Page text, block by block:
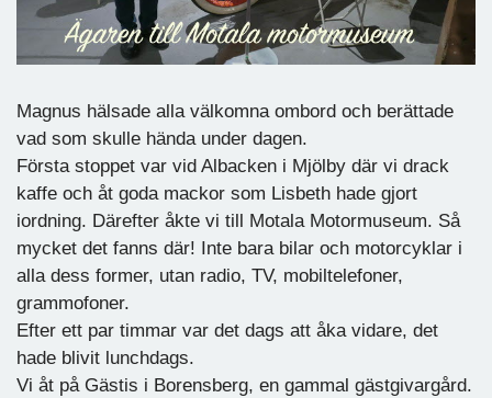
Magnus hälsade alla välkomna ombord och berättade
vad som skulle hända under dagen.
Första stoppet var vid Albacken i Mjölby där vi drack
kaffe och åt goda mackor som Lisbeth hade gjort
iordning. Därefter åkte vi till Motala Motormuseum. Så
mycket det fanns där! Inte bara bilar och motorcyklar i
alla dess former, utan radio, TV, mobiltelefoner,
grammofoner.
Efter ett par timmar var det dags att åka vidare, det
hade blivit lunchdags.
Vi åt på Gästis i Borensberg, en gammal gästgivargård.